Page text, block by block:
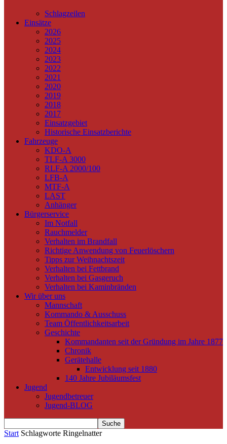
Schlagzeilen
Einsätze
2026
2025
2024
2023
2022
2021
2020
2019
2018
2017
Einsatzgebiet
Historische Einsatzberichte
Fahrzeuge
KDO-A
TLF-A 3000
RLF-A 2000/100
LFB-A
MTF-A
LAST
Anhänger
Bürgerservice
Im Notfall
Rauchmelder
Verhalten im Brandfall
Richtige Anwendung von Feuerlöschern
Tipps zur Weihnachtszeit
Verhalten bei Fettbrand
Verhalten bei Gasgeruch
Verhalten bei Kaminbränden
Wir über uns
Mannschaft
Kommando & Ausschuss
Team Öffentlichkeitsarbeit
Geschichte
Kommandanten seit der Gründung im Jahre 1877
Chronik
Gerätehalle
Entwicklung seit 1880
140 Jahre Jubiläumsfest
Jugend
Jugendbetreuer
Jugend-BLOG
Start Schlagworte Ringelnatter